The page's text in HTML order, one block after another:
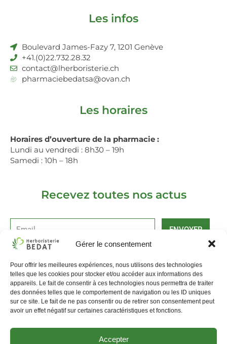
Gérer le consentement
Pour offrir les meilleures expériences, nous utilisons des technologies
telles que les cookies pour stocker et/ou accéder aux informations des
appareils. Le fait de consentir à ces technologies nous permettra de traiter
des données telles que le comportement de navigation ou les ID uniques
sur ce site. Le fait de ne pas consentir ou de retirer son consentement peut
avoir un effet négatif sur certaines caractéristiques et fonctions.
Accepter
Les infos
Boulevard James-Fazy 7, 1201 Genève
+41.(0)22.732.28.32
contact@lherboristerie.ch
pharmaciebedatsa@ovan.ch
Les horaires
Horaires d’ouverture de la pharmacie :
Lundi au vendredi : 8h30 – 19h
Samedi : 10h – 18h
Recevez toutes nos actus
ENVOYER
Alternative:
La pharmacie Bédat Livraison et retours
Mentions légales, CGV Politique de Cookies